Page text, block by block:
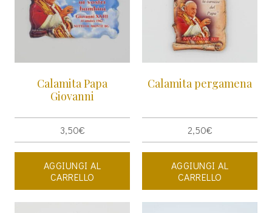
Calamita Papa
Giovanni
3,50€
AGGIUNGI AL
CARRELLO
Calamita pergamena
2,50€
AGGIUNGI AL
CARRELLO